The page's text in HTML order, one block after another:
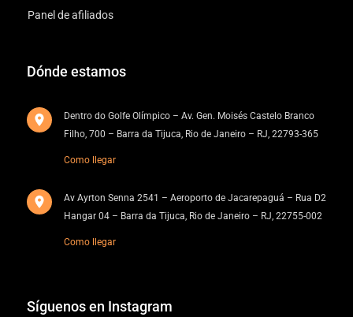
Panel de afiliados
Dónde estamos
Dentro do Golfe Olímpico – Av. Gen. Moisés Castelo Branco
Filho, 700 – Barra da Tijuca, Rio de Janeiro – RJ, 22793-365
Como llegar
Av Ayrton Senna 2541 – Aeroporto de Jacarepaguá – Rua D2
Hangar 04 – Barra da Tijuca, Rio de Janeiro – RJ, 22755-002
Como llegar
Síguenos en Instagram